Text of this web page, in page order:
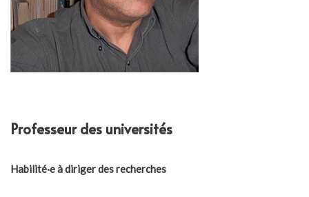
Professeur des universités
Habilité·e à diriger des recherches